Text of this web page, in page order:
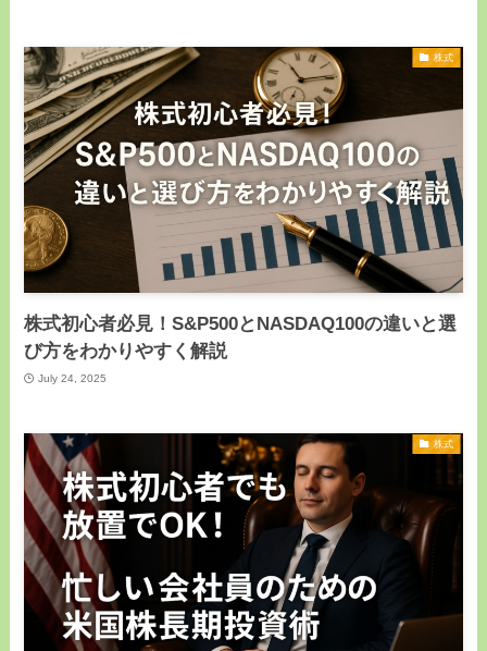
株式
株式初心者必見！S&P500とNASDAQ100の違いと選
び方をわかりやすく解説
July 24, 2025
株式